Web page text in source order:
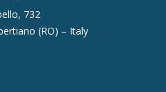
732
(RO) – Italy